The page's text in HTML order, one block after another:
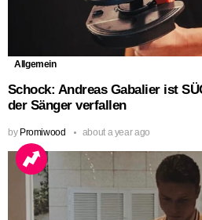
Allgemein
Schock: Andreas Gabalier ist
der Sänger verfallen
by Promiwood about a year ago